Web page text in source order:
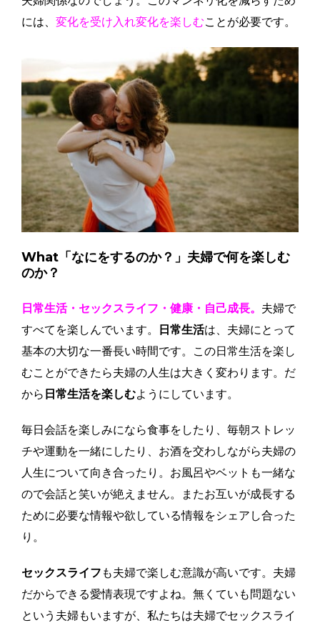
には、 変化を受け入れ変化を楽しむことが必要です。
What「なにをするのか？」夫婦で何を楽しむ
のか？
日常生活・セックスライフ・健康・自己成長。 夫婦で
すべてを楽しんでいます。
日常生活は、夫婦にとって
基本の大切な一番長い時間です。この日常生活を楽し
むことができたら夫婦の人生は大きく変わります。だ
から 日常生活を楽しむようにしています。
毎日会話を楽しみになら食事をしたり、毎朝ストレッ
チや運動を一緒にしたり、お酒を交わしながら夫婦の
人生について向き合ったり。お風呂やベットも一緒な
ので会話と笑いが絶えません。またお互いが成長する
ために必要な情報や欲している情報をシェアし合った
り。
セックスライフ も夫婦で楽しむ意識が高いです。夫婦
だからできる愛情表現ですよね。無くていも問題ない
という夫婦もいますが、私たちは夫婦でセックスライ